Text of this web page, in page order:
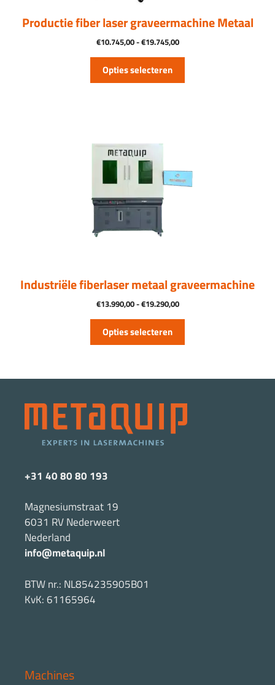
Productie fiber laser graveermachine Metaal
€10.745,00-€19.745,00Prijsklasse:
Opties selecteren
productpagina
Industriële fiberlaser metaal graveermachine
€13.990,00-€19.290,00Prijsklasse:
Opties selecteren
productpagina
+31 40 80 80 193
Magnesiumstraat 19
6031 RV Nederweert
Nederland
info@metaquip.nl
BTW nr.: NL854235905B01
KvK: 61165964
Machines